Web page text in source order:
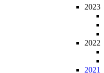
2023
2022
2021